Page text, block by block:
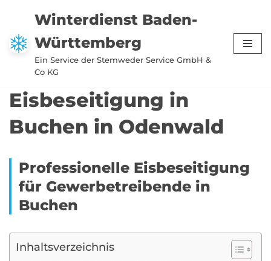
Zum
Inhalt
springen
Winterdienst Baden-
Württemberg
Ein Service der Stemweder Service GmbH &
Co KG
Eisbeseitigung in
Buchen in Odenwald
Professionelle Eisbeseitigung
für Gewerbetreibende in
Buchen
Inhaltsverzeichnis